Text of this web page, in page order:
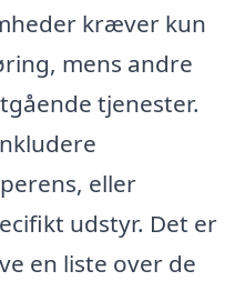
kræver kun
mens andre
tjenester.
eller
udstyr. Det er
en liste over de